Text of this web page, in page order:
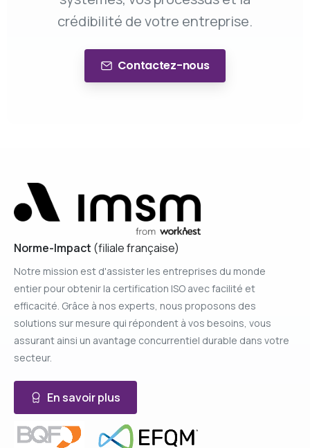
crédibilité de votre entreprise.
Contactez-nous
Norme-Impact (filiale française)
Notre mission est d'assister les entreprises du monde
entier pour obtenir la certification ISO avec facilité et
efficacité. Grâce à nos experts, nous proposons des
solutions sur mesure qui répondent à vos besoins, vous
assurant ainsi un avantage concurrentiel durable dans votre
secteur.
En savoir plus